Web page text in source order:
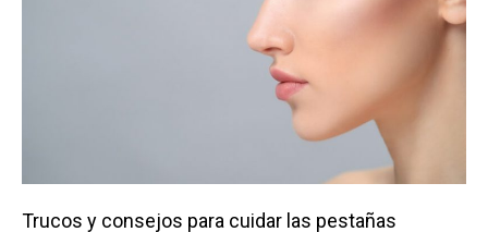
Trucos y consejos para cuidar las pestañas